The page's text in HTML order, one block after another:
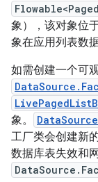
象），该对象位
象在应用列表数
如需创建一个可
象。
DataSource
工厂类会创建新
数据库表失效和